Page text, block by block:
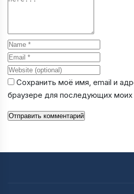
Name
Email
Website
Сохранить моё имя, email и
браузере для последующих
Отправить комментарий